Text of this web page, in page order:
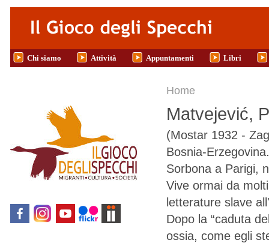
Salta al contenuto principale
Chi siamo Attività Appuntamenti Libri
Tu sei qui
Home
Matvejević,
(Mostar 1932 -
Bosnia-
Sorbona a Parigi,
Vive ormai da
letterature slave
Dopo la “caduta
ossia, come egli